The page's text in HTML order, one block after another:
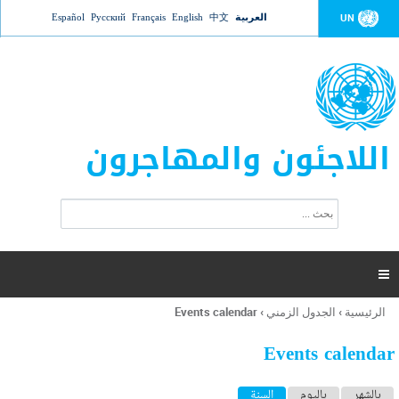
Jump to navigation UN العربية 中文
English
Français
Русский
Español
اللاجئون والمهاجرون
ت
ر
ل
ح
ب

أنت
هنا
الرئيسية › الجدول الزمني ›
Events calendar
Events calendar